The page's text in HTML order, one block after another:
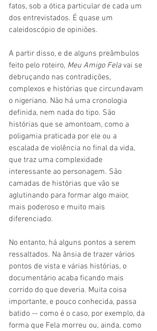
fatos, sob a ótica particular de cada um
dos entrevistados. É quase um
caleidoscópio de opiniões.
A partir disso, e de alguns preâmbulos
feito pelo roteiro, Meu Amigo Fela vai se
debruçando nas contradições,
complexos e histórias que circundavam
o nigeriano. Não há uma cronologia
definida, nem nada do tipo. São
histórias que se amontoam, como a
poligamia praticada por ele ou a
escalada de violência no final da vida,
que traz uma complexidade
interessante ao personagem. São
camadas de histórias que vão se
aglutinando para formar algo maior,
mais poderoso e muito mais
diferenciado.
No entanto, há alguns pontos a serem
ressaltados. Na ânsia de trazer vários
pontos de vista e várias histórias, o
documentário acaba ficando mais
corrido do que deveria. Muita coisa
importante, e pouco conhecida, passa
batido -- como é o caso, por exemplo, da
forma que Fela morreu ou, ainda, como